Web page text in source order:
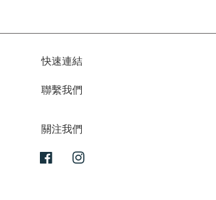
快速連結
聯繫我們
關注我們
Facebook